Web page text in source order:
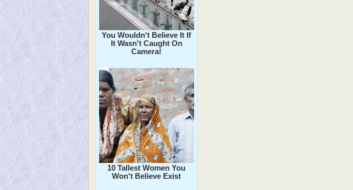
You Wouldn't Believe It If
It Wasn't Caught On
Camera!
10 Tallest Women You
Won't Believe Exist